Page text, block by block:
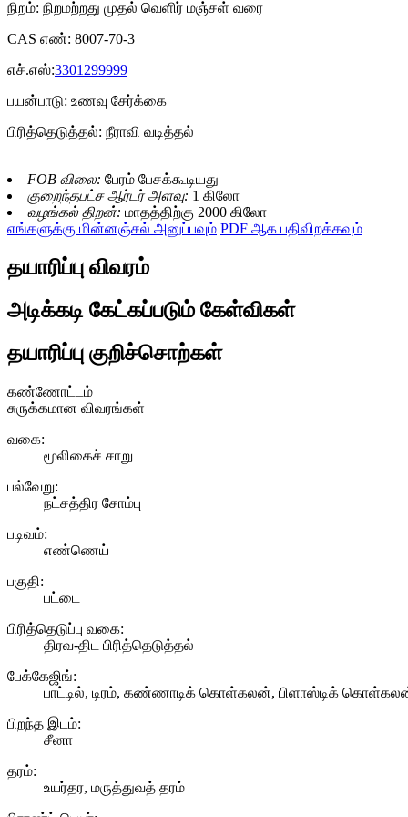
நிறம்: நிறமற்றது முதல் வெளிர் மஞ்சள் வரை
CAS எண்: 8007-70-3
எச்.எஸ்:3301299999
பயன்பாடு: உணவு சேர்க்கை
பிரித்தெடுத்தல்: நீராவி வடித்தல்
FOB விலை: பேரம் பேசக்கூடியது
குறைந்தபட்ச ஆர்டர் அளவு: 1 கிலோ
வழங்கல் திறன்: மாதத்திற்கு 2000 கிலோ
எங்களுக்கு மின்னஞ்சல் அனுப்பவும் PDF ஆக பதிவிறக்கவும்
தயாரிப்பு விவரம்
அடிக்கடி கேட்கப்படும் கேள்விகள்
தயாரிப்பு குறிச்சொற்கள்
கண்ணோட்டம்
சுருக்கமான விவரங்கள்
வகை:
மூலிகைச் சாறு
பல்வேறு:
நட்சத்திர சோம்பு
படிவம்:
எண்ணெய்
பகுதி:
பட்டை
பிரித்தெடுப்பு வகை:
திரவ-திட பிரித்தெடுத்தல்
பேக்கேஜிங்:
பாட்டில், டிரம், கண்ணாடிக் கொள்கலன், பிளாஸ்டிக்
பிறந்த இடம்:
சீனா
தரம்:
உயர்தர, மருத்துவத் தரம்